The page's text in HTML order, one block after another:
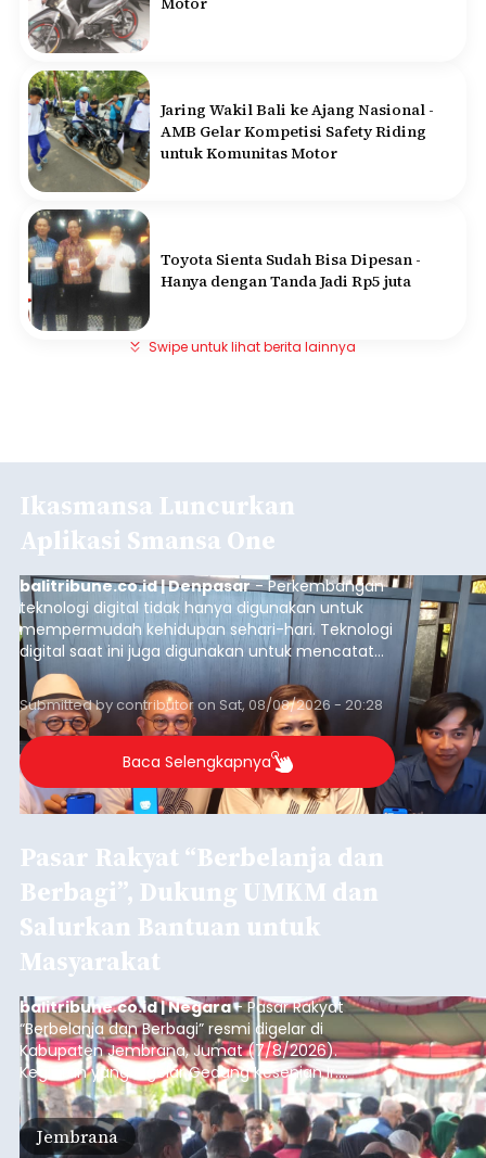
Jaring Wakil Bali ke Ajang Nasional -
AMB Gelar Kompetisi Safety Riding
untuk Komunitas Motor
Toyota Sienta Sudah Bisa Dipesan -
Hanya dengan Tanda Jadi Rp5 juta
Swipe untuk lihat berita lainnya
Ikasmansa Luncurkan
Aplikasi Smansa One
balitribune.co.id | Denpasar- Perkembangan
teknologi digital tidak hanya digunakan untuk
mempermudah kehidupan sehari-hari. Teknologi
digital saat ini juga digunakan untuk mencatat
dan mengelola data base alumni dari suatu
sekolah, salah satunya adalah alumni SMA 1
Denpasar.
Submitted bycontributoronSat, 08/08/2026 - 20:28
Baca Selengkapnya
Pasar Rakyat “Berbelanja dan
Berbagi”, Dukung UMKM dan
Salurkan Bantuan untuk
Masyarakat
balitribune.co.id | Negara- Pasar Rakyat
“Berbelanja dan Berbagi” resmi digelar di
Kabupaten Jembrana, Jumat (7/8/2026).
Kegiatan yang digelar Gedung Kesenian Ir.
Soekarno ini memadukan pemberdayaan
ekonomi masyarakat dengan aksi sosial tersebut
mendapat antusiasme tinggi dan mencatat nilai
Jembrana